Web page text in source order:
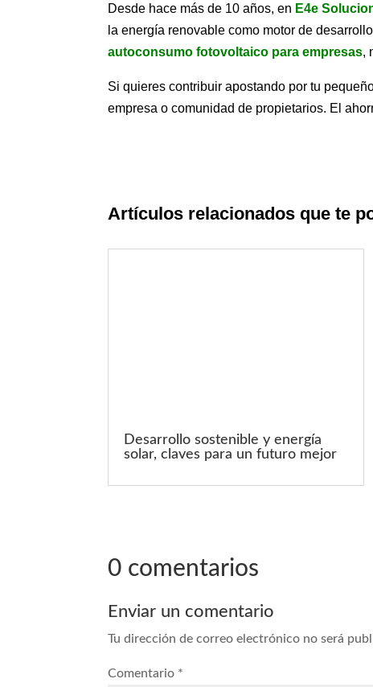
Desde hace más de 10 años, en E4e
la energía renovable como motor de
autoconsumo fotovoltaico para empresas,
Si quieres contribuir apostando por tu
empresa o comunidad de propietarios. El
Artículos relacionados que te
Desarrollo sostenible y energía
solar, claves para un futuro mejor
0 comentarios
Enviar un comentario
Tu dirección de correo electrónico no será
Comentario *